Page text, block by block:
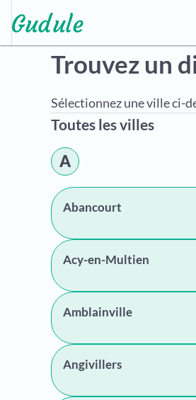
Trouvez un
Sélectionnez une ville ci-
Toutes les villes
A
Abancourt
Acy-en-Multien
Amblainville
Angivillers